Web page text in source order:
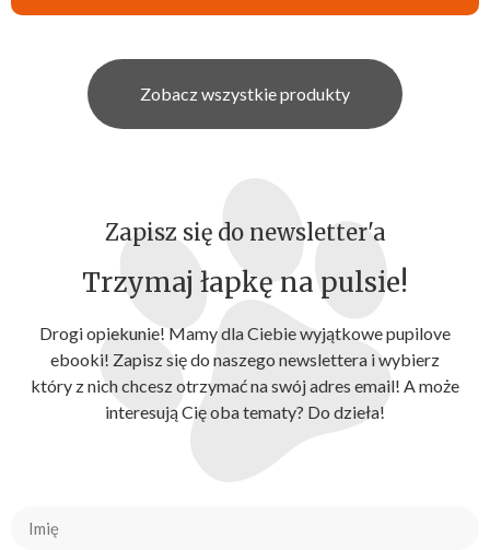
Zobacz wszystkie produkty
Zapisz się do newsletter'a
Trzymaj łapkę na pulsie!
Drogi opiekunie! Mamy dla Ciebie wyjątkowe pupilove
ebooki! Zapisz się do naszego newslettera i wybierz
który z nich chcesz otrzymać na swój adres email! A może
interesują Cię oba tematy? Do dzieła!